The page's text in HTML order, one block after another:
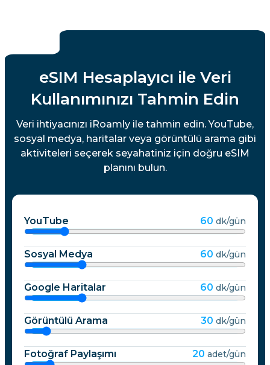
eSIM Hesaplayıcı ile Veri
Kullanımınızı Tahmin Edin
Veri ihtiyacınızı iRoamly ile tahmin edin. YouTube,
sosyal medya, haritalar veya görüntülü arama gibi
aktiviteleri seçerek seyahatiniz için doğru eSIM
planını bulun.
YouTube 60 dk/gün
Sosyal Medya 60 dk/gün
Google Haritalar 60 dk/gün
Görüntülü Arama 30 dk/gün
Fotoğraf Paylaşımı 20 adet/gün